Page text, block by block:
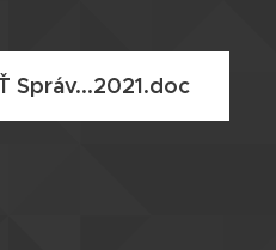
Správ...2021.doc